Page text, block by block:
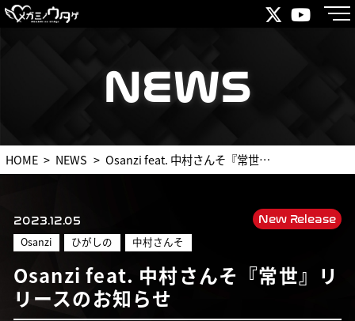
NEWS
NEWS
HOME NEWS Osanzi feat. 中村さんそ『常世』リリースのお知らせ
New Release
2023.12.05
Osanzi ひがしの 中村さんそ
Osanzi feat. 中村さんそ『常世』リ
リースのお知らせ